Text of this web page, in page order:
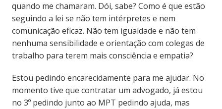
quando me chamaram. Dói, sabe? Como é que estão
seguindo a lei se não tem intérpretes e nem
comunicação eficaz. Não tem igualdade e não tem
nenhuma sensibilidade e orientação com colegas de
trabalho para terem mais consciência e empatia?
Estou pedindo encarecidamente para me ajudar. No
momento tive que contratar um advogado, já estou
no 3º pedindo junto ao MPT pedindo ajuda, mas